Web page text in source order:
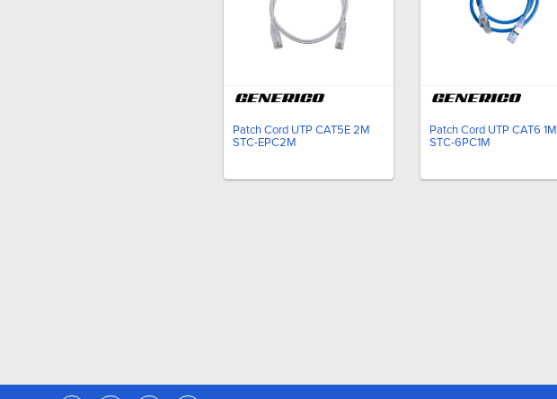
Patch Cord UTP CAT5E 2M
STC-EPC2M
Patch Cord UTP CAT6 1M
STC-6PC1M